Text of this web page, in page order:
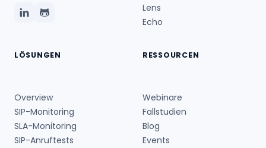
Lens
Echo
LÖSUNGEN
Overview
SIP-Monitoring
SLA-Monitoring
SIP-Anruftests
RESSOURCEN
Webinare
Fallstudien
Blog
Events